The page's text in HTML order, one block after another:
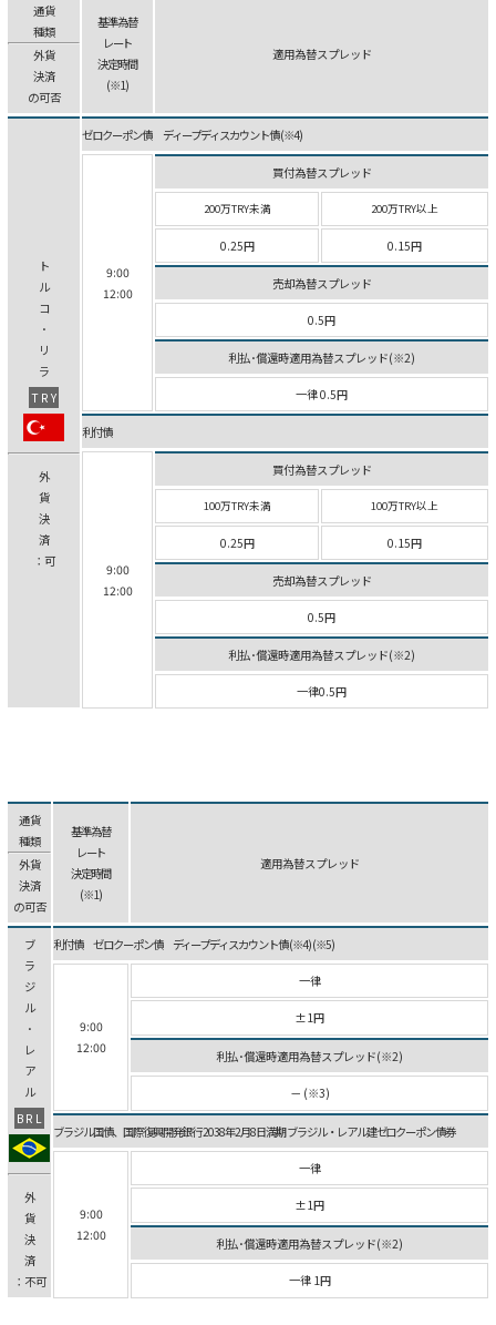
通貨
種類
外貨
決済
の可否
基準為替
レート
決定時間
(※1)
適用為替スプレッド
ト
ル
コ
･
リ
ラ
TRY
外
貨
決
済
：可
ゼロクーポン債 ディープ ディスカウント債 (※4)
9:00
12:00
買付為替スプレッド
200万TRY未満 200万TRY以上
0.25円 0.15円
売却為替スプレッド
0.5円
利払･償還時適用為替スプレッド(※2)
一律 0.5円
利付債
9:00
12:00
買付為替スプレッド
100万TRY未満 100万TRY以上
0.25円 0.15円
売却為替スプレッド
0.5円
利払･償還時適用為替スプレッド(※2)
一律0.5円
通貨
種類
外貨
決済
の可否
基準為替
レート
決定時間
(※1)
適用為替スプレッド
ブ
ラ
ジ
ル
･
レ
ア
ル
BRL
外
貨
決
済
：不可
利付債 ゼロクーポン債 ディープディスカウント債 (※4) (※5)
9:00
12:00
一律
±1円
利払･償還時適用為替スプレッド(※2)
－ (※3)
ブラジル国債、国際復興開発銀行 2038年2月8日満期 ブラジル・レアル建ゼロクーポン債券
9:00
12:00
一律
±1円
利払･償還時適用為替スプレッド(※2)
一律 1円